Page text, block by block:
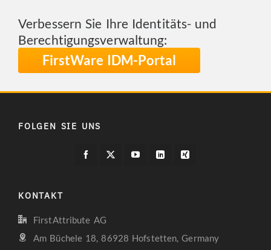
Verbessern Sie Ihre Identitäts- und
Berechtigungsverwaltung:
FirstWare IDM-Portal
FOLGEN SIE UNS
KONTAKT
FirstAttribute AG
Am Büchele 18, 86928 Hofstetten, Germany